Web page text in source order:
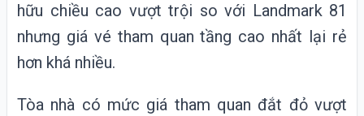
hữu chiều cao vượt trội so với Landmark 81
nhưng giá vé tham quan tầng cao nhất lại rẻ
hơn khá nhiều.
Tòa nhà có mức giá tham quan đắt đỏ vượt